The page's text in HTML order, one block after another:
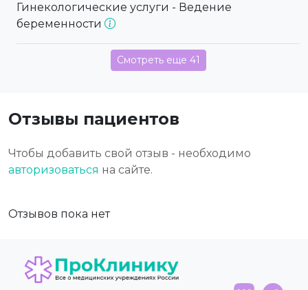
Гинекологические услуги - Ведение
беременности
Смотреть еще 41
Отзывы пациентов
Чтобы добавить свой отзыв - необходимо
авторизоваться на сайте.
Отзывов пока нет